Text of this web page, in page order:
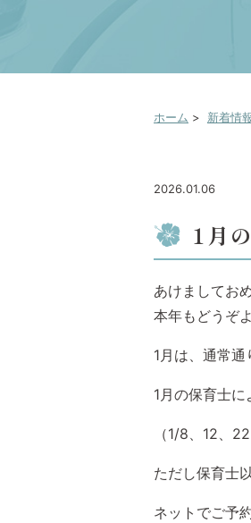
ホーム > 新着情
2026.01.06
1月
あけましてお
本年もどうぞ
1月は、通常通
1月の保育士
（1/8、12、
ただし保育士
ネットでご予